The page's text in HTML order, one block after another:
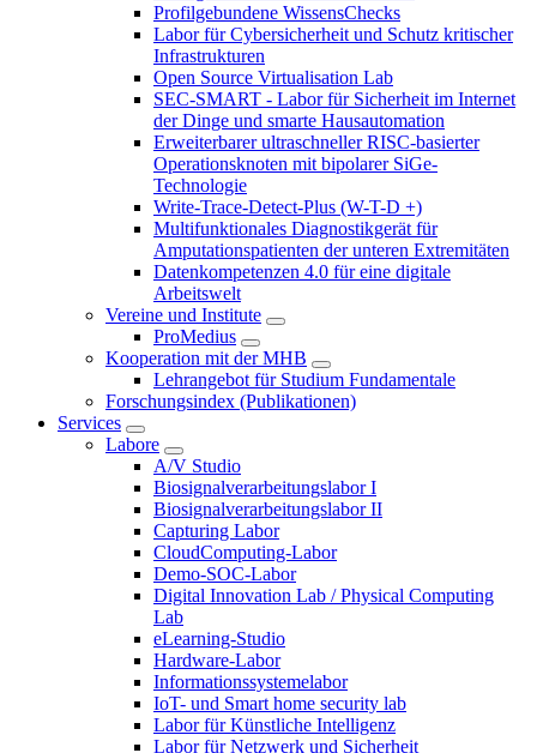
Profilgebundene WissensChecks
Labor für Cybersicherheit und Schutz kritischer
Infrastrukturen
Open Source Virtualisation Lab
SEC-SMART - Labor für Sicherheit im Internet
der Dinge und smarte Hausautomation
Erweiterbarer ultraschneller RISC-basierter
Operationsknoten mit bipolarer SiGe-
Technologie
Write-Trace-Detect-Plus (W-T-D +)
Multifunktionales Diagnostikgerät für
Amputationspatienten der unteren Extremitäten
Datenkompetenzen 4.0 für eine digitale
Arbeitswelt
Vereine und Institute
ProMedius
Kooperation mit der MHB
Lehrangebot für Studium Fundamentale
Forschungsindex (Publikationen)
Services
Labore
A/V Studio
Biosignalverarbeitungslabor I
Biosignalverarbeitungslabor II
Capturing Labor
CloudComputing-Labor
Demo-SOC-Labor
Digital Innovation Lab / Physical Computing
Lab
eLearning-Studio
Hardware-Labor
Informationssystemelabor
IoT- und Smart home security lab
Labor für Künstliche Intelligenz
Labor für Netzwerk und Sicherheit